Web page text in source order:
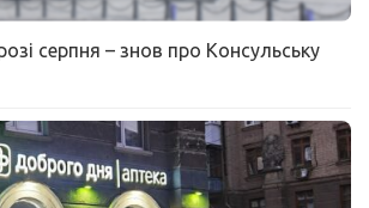
серпня – знов про Консульську